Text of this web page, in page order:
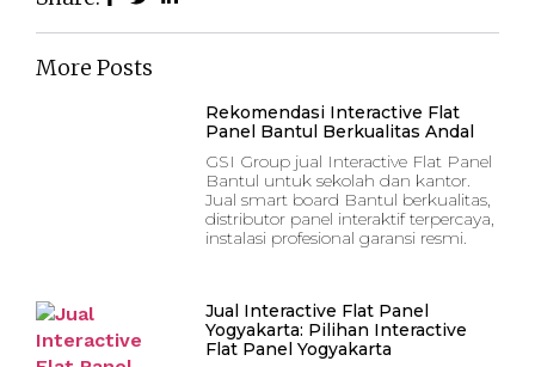
More Posts
Rekomendasi Interactive Flat
Panel Bantul Berkualitas Andal
GSI Group jual Interactive Flat Panel
Bantul untuk sekolah dan kantor.
Jual smart board Bantul berkualitas,
distributor panel interaktif terpercaya,
instalasi profesional garansi resmi.
Jual Interactive Flat Panel
Yogyakarta: Pilihan Interactive
Flat Panel Yogyakarta